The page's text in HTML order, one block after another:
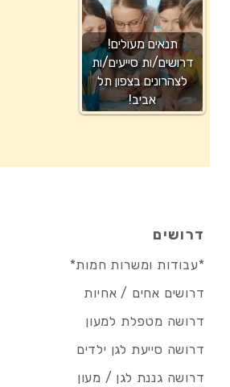
תנאים מעולים!
דרושים/ות סייעים/ות
לצהרונים בצפון תל
אביב!
דרושים
*עבודות ומשרות חמות*
דרושים אחים / אחיות
דרושה מטפלת למעון
דרושה סייעת לגן ילדים
דרושה גננת לגן / מעון